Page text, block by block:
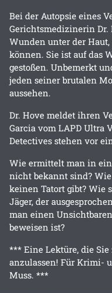
Bei der Autopsie eines
Gerichtsmedizinerin Dr.
Wunden unter der
können. Sie ist auf das
gestoßen. Unbemerkt
jeden seiner brutalen
aussehen.
Dr. Hove meldet ihren
Garcia vom LAPD Ultra
Detectives stehen vor
Wie ermittelt man in
nicht bekannt sind?
keinen Tatort gibt? Wie
Jäger, der
man einen
beweisen ist?
*** Eine Lektüre, die
anzulassen! Für Krimi-
Muss. ***